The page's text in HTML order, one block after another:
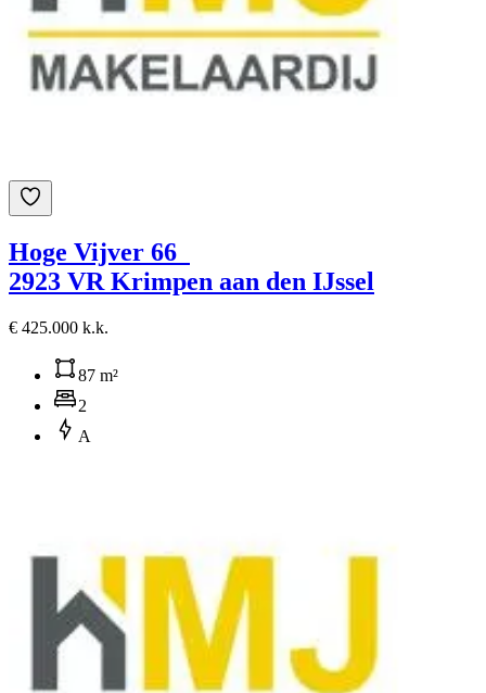
Hoge Vijver 66
2923 VR Krimpen aan den IJssel
€ 425.000 k.k.
87 m²
2
A